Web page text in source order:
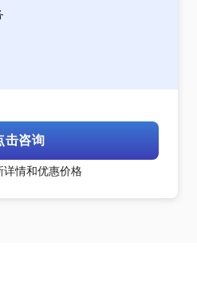
击咨询
详情和优惠价格